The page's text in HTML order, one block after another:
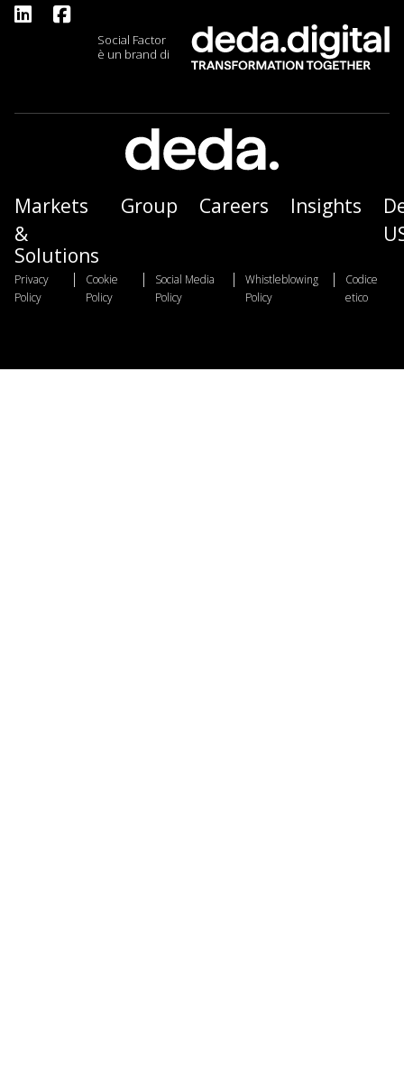
Social Factor
è un brand di
Markets
&
Solutions
Group Careers Insights
Privacy
Policy
| Cookie
Policy
| Social Media
Policy
| Whistleblowing
Policy
| Codice
etico